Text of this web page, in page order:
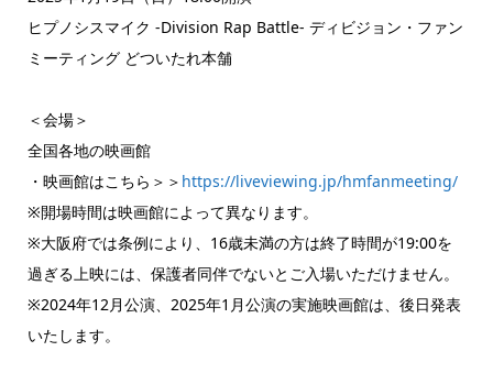
ヒプノシスマイク -Division Rap Battle- ディビジョン・ファン
ミーティング どついたれ本舗
＜会場＞
全国各地の映画館
・映画館はこちら＞＞ https://liveviewing.jp/hmfanmeeting/
※開場時間は映画館によって異なります。
※大阪府では条例により、16歳未満の方は終了時間が19:00を
過ぎる上映には、保護者同伴でないとご入場いただけません。
※2024年12月公演、2025年1月公演の実施映画館は、後日発表
いたします。